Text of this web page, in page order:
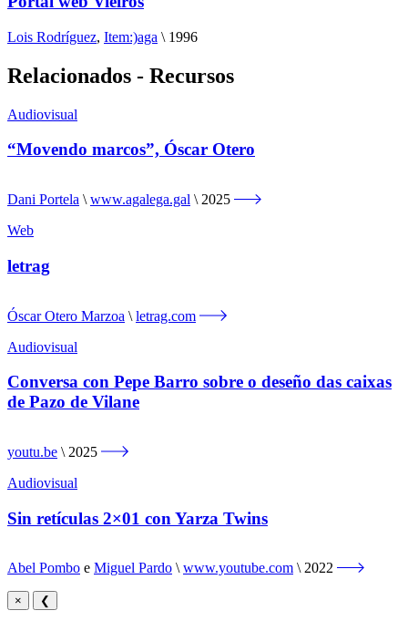
Lois Rodríguez, Item:)aga \ 1996
Relacionados - Recursos
Audiovisual
“Movendo marcos”, Óscar Otero
Dani Portela www.agalega.gal
2025
Web
letrag
Óscar Otero Marzoa
letrag.com
Audiovisual
Conversa con Pepe Barro sobre o deseño das caixas
de Pazo de Vilane
youtu.be
2025
Audiovisual
Sin retículas 2×01 con Yarza Twins
Abel Pombo e Miguel Pardo www.youtube.com 2022
× ❮